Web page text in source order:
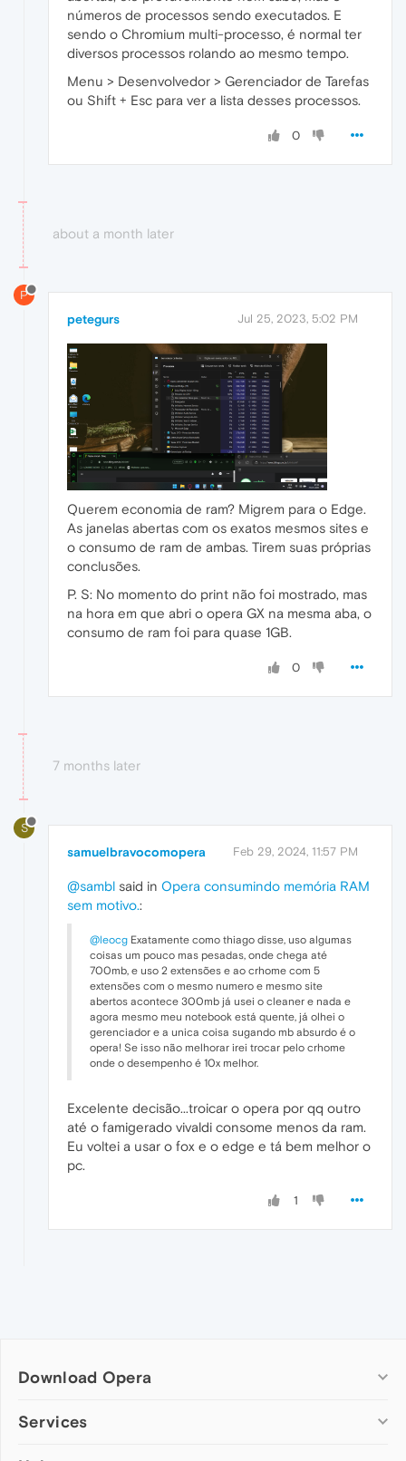
números de processos sendo executados. E
sendo o Chromium multi-processo, é normal ter
diversos processos rolando ao mesmo tempo.
Menu > Desenvolvedor > Gerenciador de Tarefas
ou Shift + Esc para ver a lista desses processos.
0
about a month later
P
petegurs Jul 25, 2023, 5:02 PM
Querem economia de ram? Migrem para o Edge.
As janelas abertas com os exatos mesmos sites e
o consumo de ram de ambas. Tirem suas próprias
conclusões.
P. S: No momento do print não foi mostrado, mas
na hora em que abri o opera GX na mesma aba, o
consumo de ram foi para quase 1GB.
0
7 months later
S
samuelbravocomopera Feb 29, 2024, 11:57 PM
@sambl said in Opera consumindo memória RAM
sem motivo.:
@leocg Exatamente como thiago disse, uso algumas
coisas um pouco mas pesadas, onde chega até
700mb, e uso 2 extensões e ao crhome com 5
extensões com o mesmo numero e mesmo site
abertos acontece 300mb já usei o cleaner e nada e
agora mesmo meu notebook está quente, já olhei o
gerenciador e a unica coisa sugando mb absurdo é o
opera! Se isso não melhorar irei trocar pelo crhome
onde o desempenho é 10x melhor.
Excelente decisão...troicar o opera por qq outro
até o famigerado vivaldi consome menos da ram.
Eu voltei a usar o fox e o edge e tá bem melhor o
pc.
1
Download Opera
Computer browsers
Services